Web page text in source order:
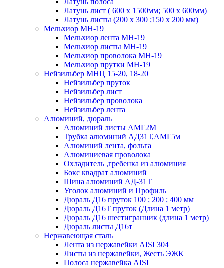
Латунь лист ( 600 х 1500мм; 500 х 600мм)
Латунь листы (200 х 300 ;150 х 200 мм)
Мельхиор МН-19
Мельхиор лента МН-19
Мельхиор листы МН-19
Мельхиор проволока МН-19
Мельхиор прутки МН-19
Нейзильбер МНЦ 15-20, 18-20
Нейзильбер пруток
Нейзильбер лист
Нейзильбер проволока
Нейзильбер лента
Алюминий, дюраль
Алюминий листы АМГ2М
Трубка алюминий АД31Т,АМГ5м
Алюминий лента, фольга
Алюминиевая проволока
Охладитель ,гребенка из алюминия
Бокс квадрат алюминий
Шина алюминий АД-31Т
Уголок алюминий и Профиль
Дюраль Д16 пруток 100 ; 200 ; 400 мм
Дюраль Д16Т пруток (Длина 1 метр)
Дюраль Д16 шестигранник (длина 1 метр)
Дюраль листы Д16т
Нержавеющая сталь
Лента из нержавейки AISI 304
Листы из нержавейки, Жесть ЭЖК
Полоса нержавейка АISI